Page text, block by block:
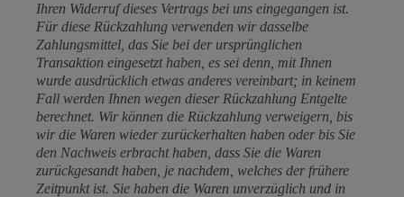
Ihren Widerruf dieses Vertrags bei uns eingegangen ist.
Für diese Rückzahlung verwenden wir dasselbe
Zahlungsmittel, das Sie bei der ursprünglichen
Transaktion eingesetzt haben, es sei denn, mit Ihnen
wurde ausdrücklich etwas anderes vereinbart; in keinem
Fall werden Ihnen wegen dieser Rückzahlung Entgelte
berechnet. Wir können die Rückzahlung verweigern, bis
wir die Waren wieder zurückerhalten haben oder bis Sie
den Nachweis erbracht haben, dass Sie die Waren
zurückgesandt haben, je nachdem, welches der frühere
Zeitpunkt ist. Sie haben die Waren unverzüglich und in